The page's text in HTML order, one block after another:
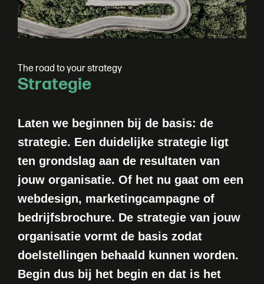
The road toyourstrategy
Strategie
Laten we beginnen bij de basis: de
strategie. Een duidelijke strategie ligt
ten grondslag aan de resultaten van
jouw organisatie. Of het nu gaat om een
webdesign, marketingcampagne of
bedrijfsbrochure. De strategie van jouw
organisatie vormt de basis zodat
doelstellingen behaald kunnen worden.
Begin dus bij het begin en dat is het